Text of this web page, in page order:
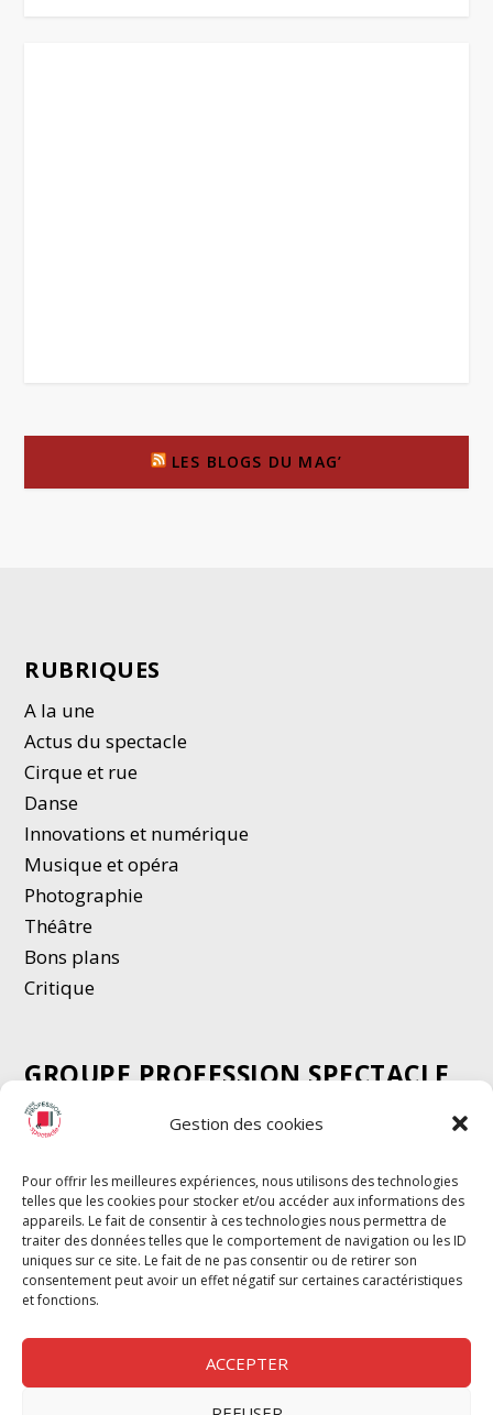
Gestion des cookies
Pour offrir les meilleures expériences, nous utilisons des technologies
telles que les cookies pour stocker et/ou accéder aux informations des
appareils. Le fait de consentir à ces technologies nous permettra de
traiter des données telles que le comportement de navigation ou les ID
uniques sur ce site. Le fait de ne pas consentir ou de retirer son
consentement peut avoir un effet négatif sur certaines caractéristiques
et fonctions.
ACCEPTER
LES BLOGS DU MAG’
RUBRIQUES
A la une
Actus du spectacle
Cirque et rue
Danse
Innovations et numérique
Musique et opéra
Photographie
Théâtre
Bons plans
Critique
GROUPE PROFESSION SPECTACLE
Chèque Intermittents
Chèque Compta
Chèque Emploi Spectacle
G-Pods
Profession Audio-visuel
Le Cahier Pro
Suivre Suivre